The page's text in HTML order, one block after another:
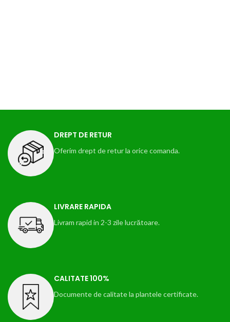
DREPT DE RETUR
Oferim drept de retur la orice comanda.
LIVRARE RAPIDA
Livram rapid in 2-3 zile lucrătoare.
CALITATE 100%
Documente de calitate la plantele certificate.